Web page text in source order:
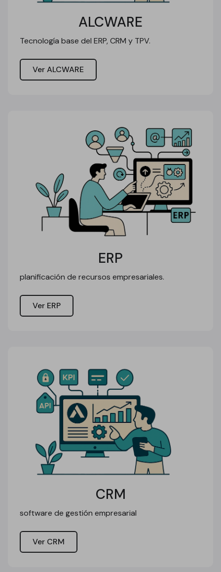
ALCWARE
Tecnología base del ERP, CRM y TPV.
Ver ALCWARE
ERP
planificación de recursos empresariales.
Ver ERP
CRM
software de gestión empresarial
Ver CRM